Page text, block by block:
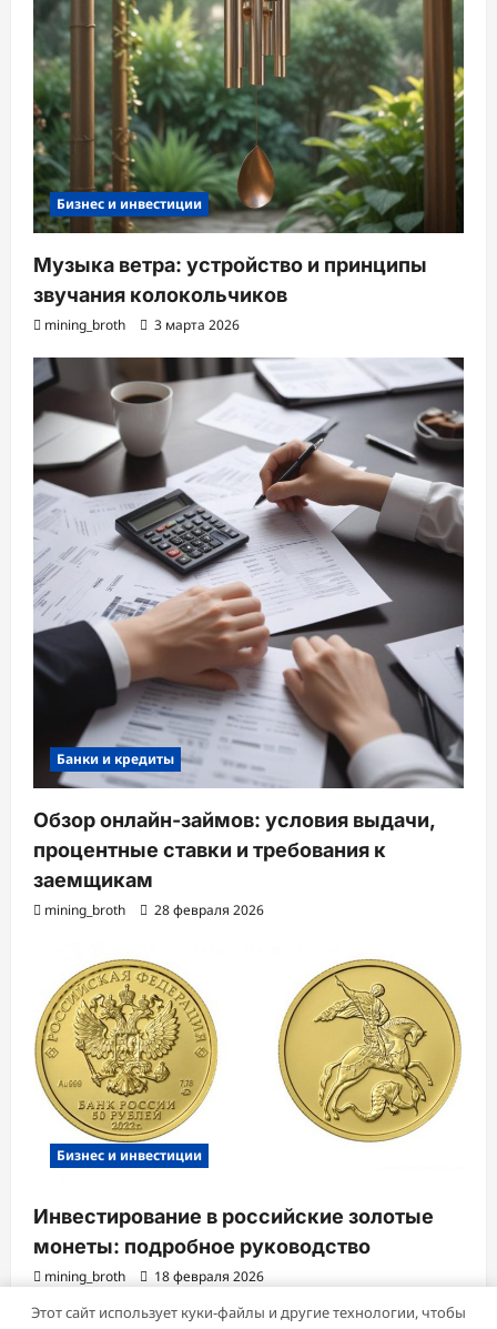
Бизнес и инвестиции
Музыка ветра: устройство и принципы
звучания колокольчиков
mining_broth 3 марта 2026
Банки и кредиты
Обзор онлайн-займов: условия выдачи,
процентные ставки и требования к
заемщикам
mining_broth 28 февраля 2026
Бизнес и инвестиции
Инвестирование в российские золотые
монеты: подробное руководство
mining_broth 18 февраля 2026
Этот сайт использует куки-файлы и другие технологии, чтобы